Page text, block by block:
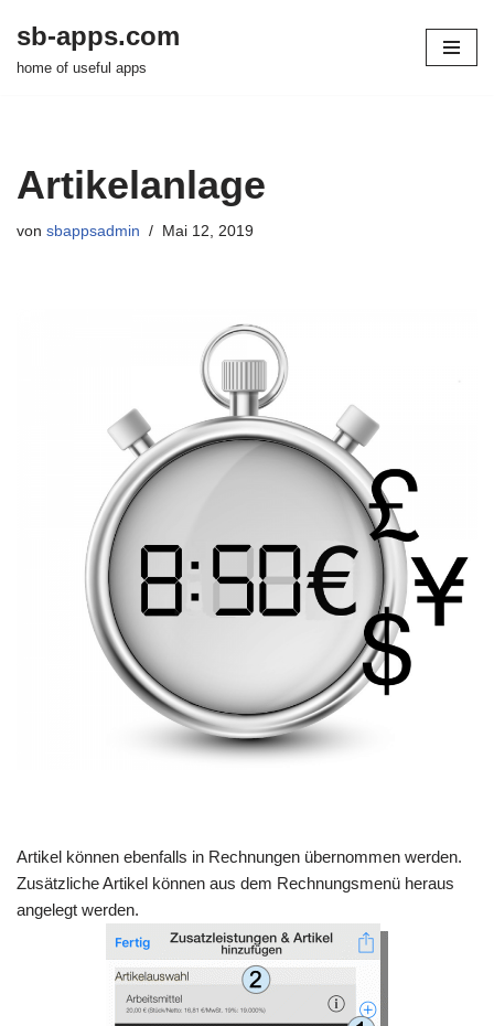
Zum
sb-apps.com
home of useful apps
Artikelanlage
von sbappsadmin Mai 12, 2019
Artikel können ebenfalls in Rechnungen übernommen werden.
Zusätzliche Artikel können aus dem Rechnungsmenü heraus
angelegt werden.